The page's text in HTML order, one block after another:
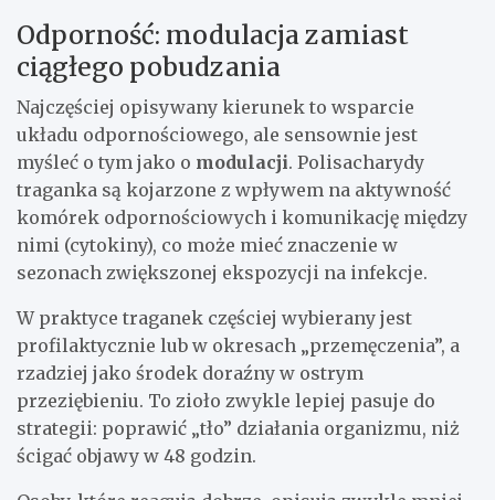
Odporność: modulacja zamiast
ciągłego pobudzania
Najczęściej opisywany kierunek to wsparcie
układu odpornościowego, ale sensownie jest
myśleć o tym jako o modulacji. Polisacharydy
traganka są kojarzone z wpływem na aktywność
komórek odpornościowych i komunikację między
nimi (cytokiny), co może mieć znaczenie w
sezonach zwiększonej ekspozycji na infekcje.
W praktyce traganek częściej wybierany jest
profilaktycznie lub w okresach „przemęczenia”, a
rzadziej jako środek doraźny w ostrym
przeziębieniu. To zioło zwykle lepiej pasuje do
strategii: poprawić „tło” działania organizmu, niż
ścigać objawy w 48 godzin.